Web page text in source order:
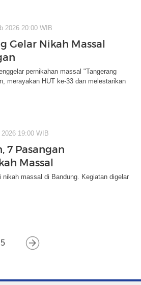
2026 20:00 WIB
Gelar Nikah Massal
pernikahan massal "Tangerang
merayakan HUT ke-33 dan melestarikan
19:00 WIB
7 Pasangan
Massal
massal di Bandung. Kegiatan digelar
5